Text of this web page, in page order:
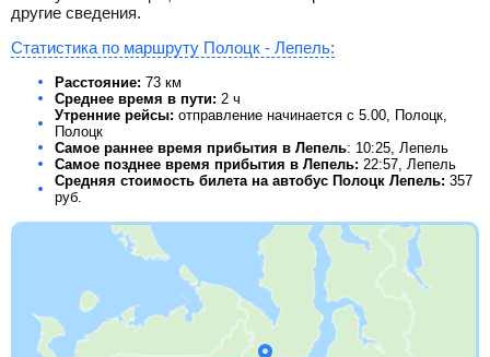
другие сведения.
Статистика по маршруту Полоцк - Лепель:
Расстояние: 73 км
Среднее время в пути: 2 ч
Утренние рейсы: отправление начинается с 5.00, Полоцк,
Полоцк
Самое раннее время прибытия в Лепель: 10:25, Лепель
Самое позднее время прибытия в Лепель: 22:57, Лепель
Средняя стоимость билета на автобус Полоцк Лепель: 357
руб.